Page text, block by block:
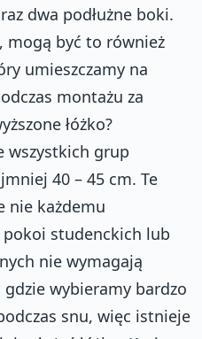
dwa podłużne boki.
mogą być to również
umieszczamy na
montażu za
łóżko?
wszystkich grup
40 – 45 cm. Te
nie każdemu
pokoi studenckich lub
nie wymagają
gdzie wybieramy bardzo
snu, więc istnieje